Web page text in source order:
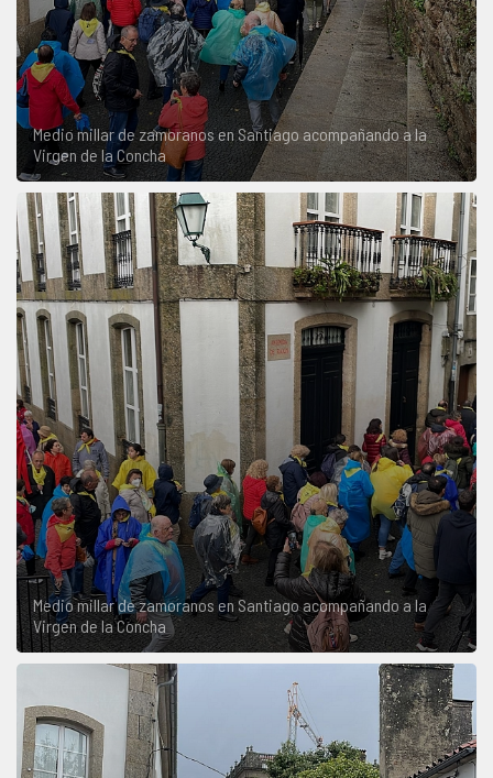
Medio millar de zamoranos en Santiago acompañando a la
Virgen de la Concha
Medio millar de zamoranos en Santiago acompañando a la
Virgen de la Concha